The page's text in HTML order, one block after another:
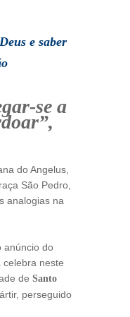
e saber
se a
do Angelus,
São Pedro,
analogias na
anúncio do
celebra neste
de Santo
perseguido